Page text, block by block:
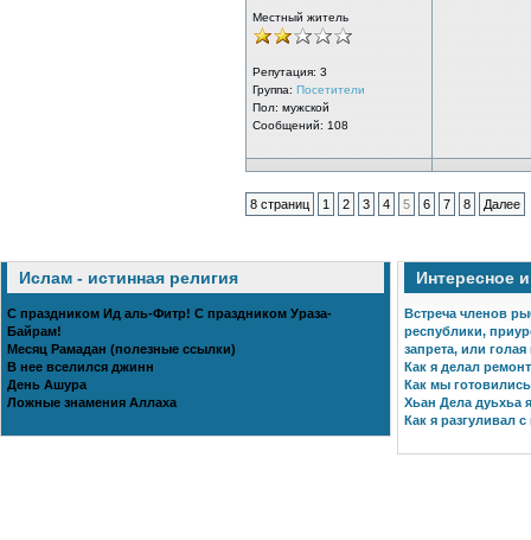
Местный житель
Репутация: 3
Группа: Посетители
Пол: мужской
Сообщений: 108
8 страниц 1 2 3 4 5 6 7 8 Далее
Ислам - истинная религия
С праздником Ид аль-Фитр! С праздником Ураза-
Байрам!
Месяц Рамадан (полезные ссылки)
В нее вселился джинн
День Ашура
Ложные знамения Аллаха
Интересное
Встреча членов
республики,
запрета, или
Как я делал
Как мы
Хьан Дела дуьхьа
Как я разгуливал